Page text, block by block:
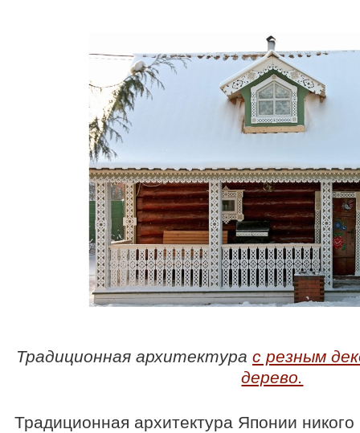
Традиционная архитектура с резным
дерево.
Традиционная архитектура Японии никого